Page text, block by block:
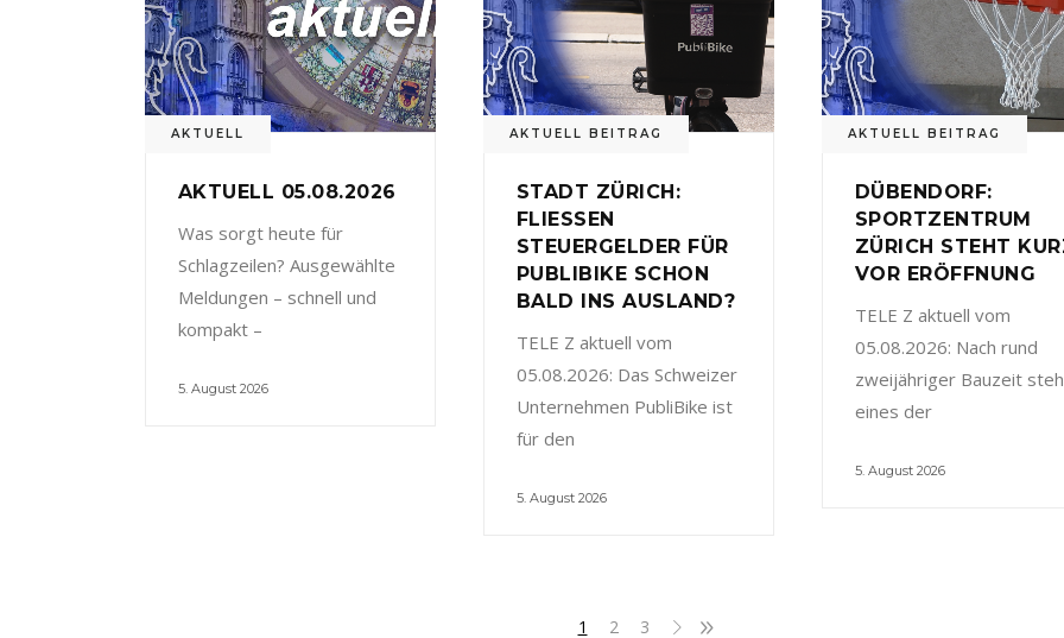
AKTUELL
AKTUELL 05.08.2026
Was sorgt heute für
Schlagzeilen? Ausgewählte
Meldungen – schnell und
kompakt –
5. August 2026
AKTUELL BEITRAG
STADT ZÜRICH:
FLIESSEN
STEUERGELDER FÜR
PUBLIBIKE SCHON
BALD INS AUSLAND?
TELE Z aktuell vom
05.08.2026: Das Schweizer
Unternehmen PubliBike ist
für den
5. August 2026
AKTUELL BEITRAG
DÜBENDORF:
SPORTZENTRUM
ZÜRICH STEHT
VOR ERÖFFNUNG
TELE Z aktuell vom
05.08.2026: Nach rund
zweijähriger Bauzeit
eines der
5. August 2026
1 2 3